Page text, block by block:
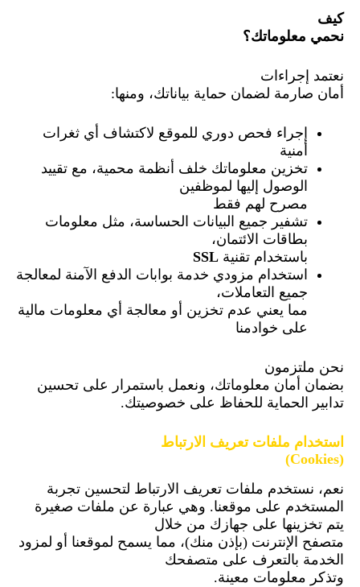
كيف
نحمي معلوماتك؟
نعتمد إجراءات
أمان صارمة لضمان حماية بياناتك، ومنها:
إجراء فحص دوري للموقع لاكتشاف أي ثغرات
أمنية
تخزين معلوماتك خلف أنظمة محمية، مع تقييد
الوصول إليها لموظفين
مصرح لهم فقط
تشفير جميع البيانات الحساسة، مثل معلومات
بطاقات الائتمان،
باستخدام تقنية SSL
استخدام مزودي خدمة بوابات الدفع الآمنة لمعالجة
جميع التعاملات،
مما يعني عدم تخزين أو معالجة أي معلومات مالية
على خوادمنا
نحن ملتزمون
بضمان أمان معلوماتك، ونعمل باستمرار على تحسين
تدابير الحماية للحفاظ على خصوصيتك.
استخدام ملفات تعريف الارتباط
(Cookies)
نعم، نستخدم ملفات تعريف الارتباط لتحسين تجربة
المستخدم على موقعنا. وهي عبارة عن ملفات صغيرة
يتم تخزينها على جهازك من خلال
متصفح الإنترنت (بإذن منك)، مما يسمح لموقعنا أو لمزود
الخدمة بالتعرف على متصفحك
وتذكر معلومات معينة.